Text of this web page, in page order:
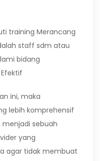
training Merancang
staff sdm atau
bidang
ini, maka
lebih komprehensif
menjadi sebuah
yang
agar tidak membuat